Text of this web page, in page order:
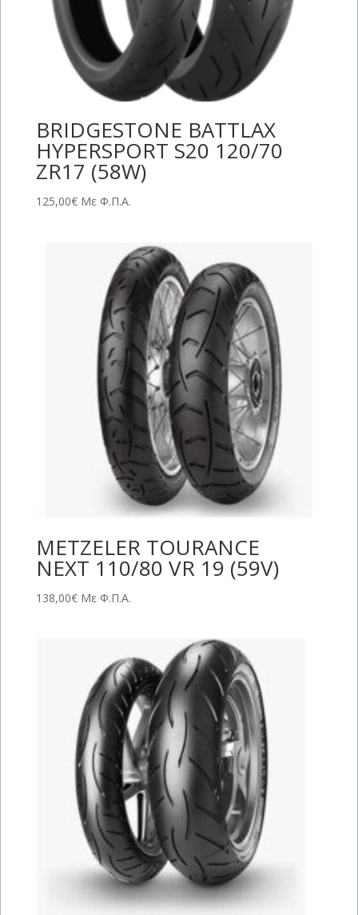
BRIDGESTONE BATTLAX
HYPERSPORT S20 120/70
ZR17 (58W)
125,00€ Με Φ.Π.Α.
METZELER TOURANCE
NEXT 110/80 VR 19 (59V)
138,00€ Με Φ.Π.Α.